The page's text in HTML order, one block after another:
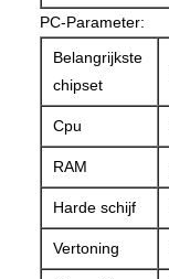
PC-Parameter:
Belangrijkste
chipset
Cpu
RAM
Harde schijf
Vertoning